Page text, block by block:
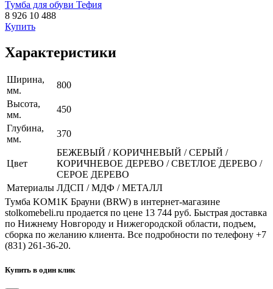
Тумба для обуви Тефия
8 926 10 488
Купить
Характеристики
Ширина,
мм.
800
Высота,
мм.
450
Глубина,
мм.
370
Цвет
БЕЖЕВЫЙ / КОРИЧНЕВЫЙ / СЕРЫЙ /
КОРИЧНЕВОЕ ДЕРЕВО / СВЕТЛОЕ ДЕРЕВО /
СЕРОЕ ДЕРЕВО
Материалы ЛДСП / МДФ / МЕТАЛЛ
Тумба KOM1K Брауни (BRW) в интернет-магазине
stolkomebeli.ru продается по цене 13 744 руб. Быстрая доставка
по Нижнему Новгороду и Нижегородской области, подъем,
сборка по желанию клиента. Все подробности по телефону +7
(831) 261-36-20.
Купить в один клик